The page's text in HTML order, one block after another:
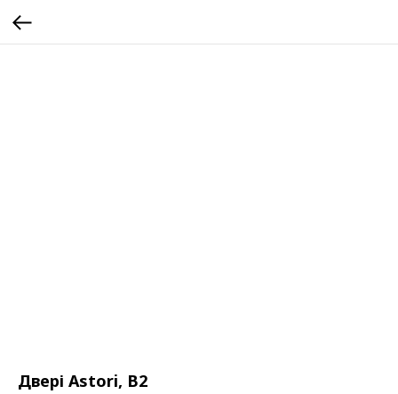
Двері Astori, B2